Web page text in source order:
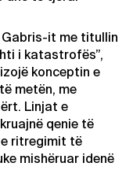
Gabris-it me titullin
i katastrofës”,
konceptin e
metën, me
Linjat e
qenie të
e ritregimit të
mishëruar idenë